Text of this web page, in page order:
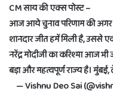
CM साय की एक्स पोस्ट –
आज आये चुनाव परिणाम की अगर
शानदार जीत हमें मिली है, उससे
नरेंद्र मोदीजी का करिश्मा आज
बड़ा और महत्वपूर्ण राज्य है।
— Vishnu Deo Sai